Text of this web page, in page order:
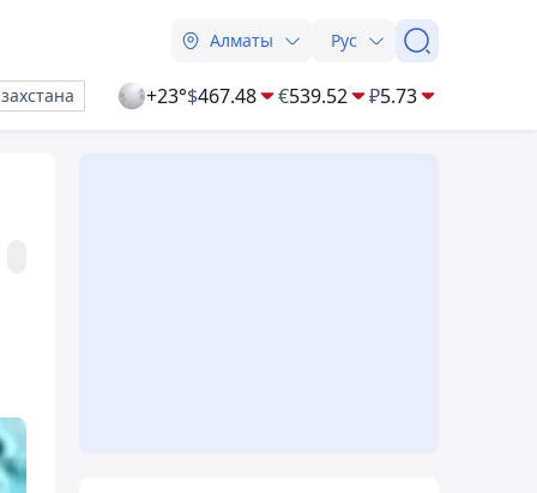
Алматы Рус
+23°$467.48 €539.52 ₽5.73